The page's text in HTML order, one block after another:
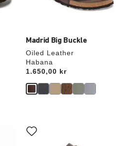
Madrid Big Buckle
Oiled Leather
Habana
Price:
1.650,00 kr
med
swatch-